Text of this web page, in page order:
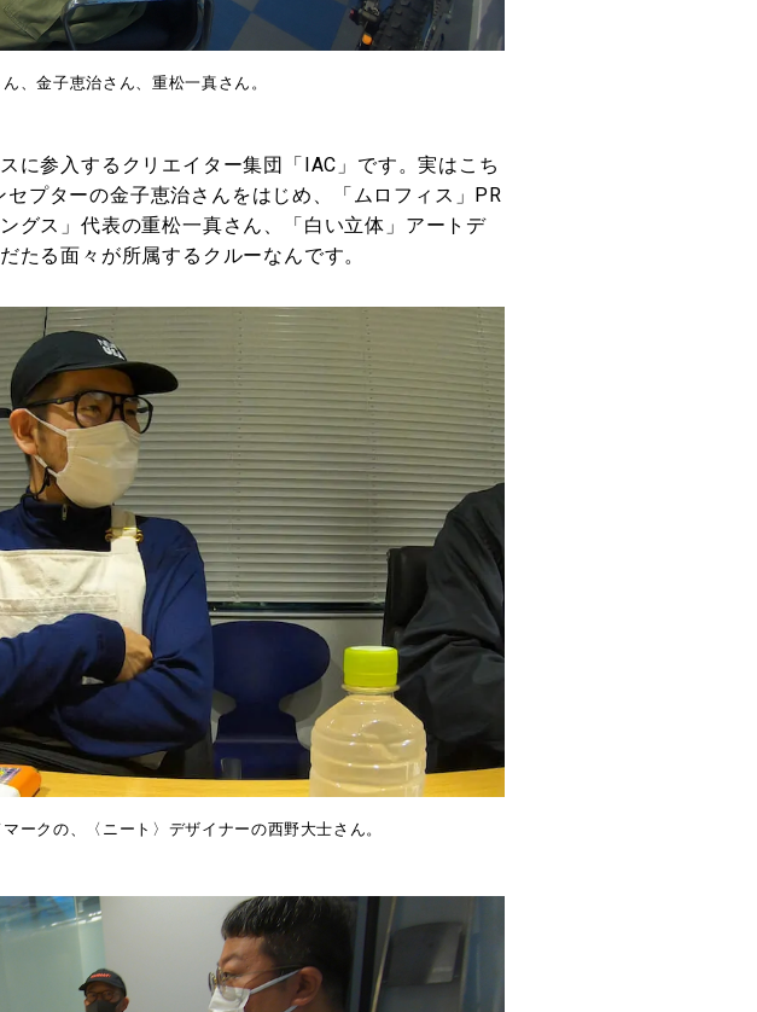
、金子恵治さん、重松一真さん。
に参入するクリエイター集団「IAC」です。実はこち
セプターの金子恵治さんをはじめ、「ムロフィス」PR
グス」代表の重松一真さん、「白い立体」アートデ
たる面々が所属するクルーなんです。
ークの、〈ニート〉デザイナーの西野大士さん。